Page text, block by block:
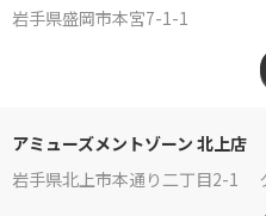
岩手県盛岡市本宮7-1-1
アミューズメントゾーン 北上店
岩手県北上市本通り二丁目2-1